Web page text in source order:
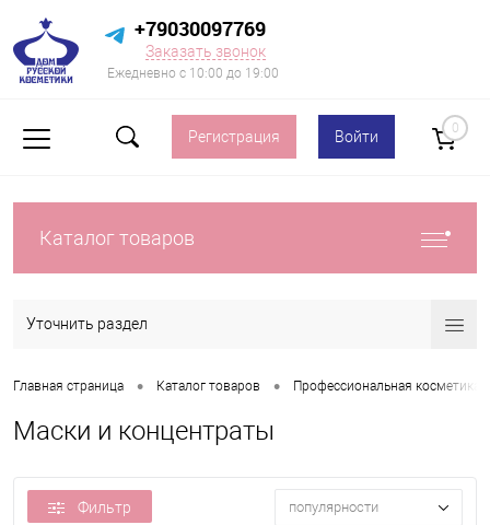
+79030097769
Заказать звонок
Ежедневно с 10:00 до 19:00
Регистрация Войти 0
Каталог товаров
Уточнить раздел
Главная страница • Каталог товаров • Профессиональная косметика
Маски и концентраты
Фильтр популярности